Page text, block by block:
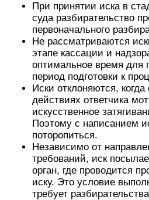
При принятии иска в
суда разбирательство
первоначального
Не рассматриваются
этапе кассации и
оптимальное время для
период подготовки к
Иски отклоняются,
действиях ответчика
искусственное
Поэтому с написанием
поторопиться.
Независимо от
требований, иск
орган, где проводится
иску. Это условие
требует